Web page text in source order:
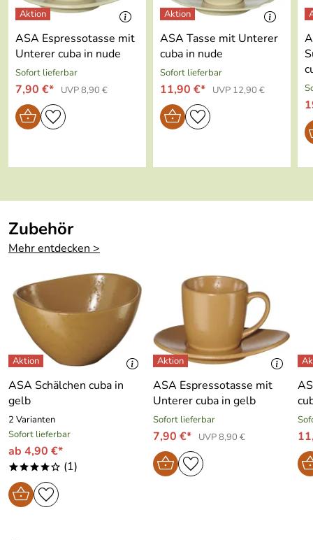
Serie:
cuba
Material:
Steinzeug
Geeignet für
Spülmaschine:
Geeignet für
Geeignet für
ja
Gefriertruhe:
Im
Geschenkkarto
n:
ASA Espressotasse mit
Unterer cuba in nude
Sofort lieferbar
7,90 €* UVP 8,90 €
ASA Tasse mit Unterer
cuba in nude
Sofort lieferbar
11,90 €* UVP 12,90 €
Zubehör
Mehr entdecken >
ASA Schälchen cuba in
gelb
2 Varianten
Sofort lieferbar
ab 4,90 €*
****o (1)
ASA Espressotasse mit
Unterer cuba in gelb
Sofort lieferbar
7,90 €* UVP 8,90 €